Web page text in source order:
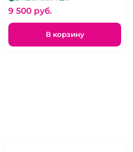
9 500 pуб.
В корзину